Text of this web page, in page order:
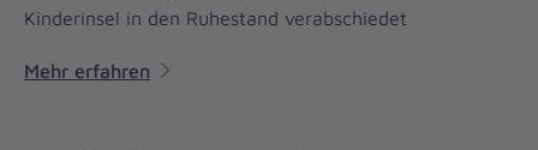
Kinderinsel in den Ruhestand verabschiedet
Mehr erfahren